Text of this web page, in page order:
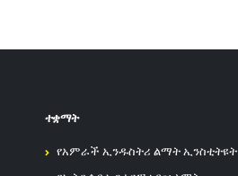
ተቋማት
የአምራች ኢንዱስትሪ ልማት ኢንስቲትዩት